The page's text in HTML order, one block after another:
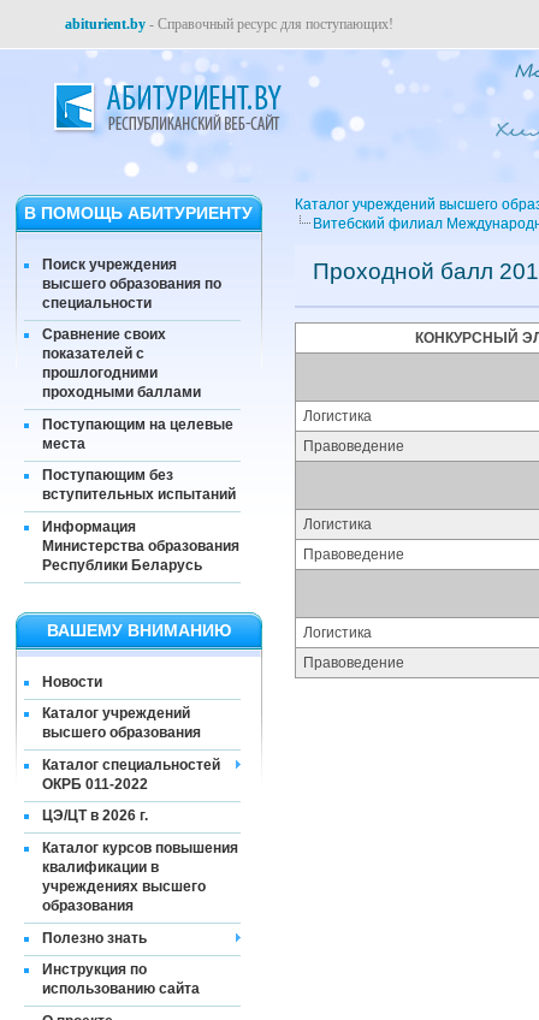
abiturient.by - Справочный ресурс для поступающих!
В ПОМОЩЬ АБИТУРИЕНТУ
Поиск учреждения
высшего образования по
специальности
Сравнение своих
показателей с
прошлогодними
проходными баллами
Поступающим на целевые
места
Поступающим без
вступительных испытаний
Информация
Министерства образования
Республики Беларусь
ВАШЕМУ ВНИМАНИЮ
Новости
Каталог учреждений
высшего образования
Каталог специальностей
ОКРБ 011-2022
ЦЭ/ЦТ в 2026 г.
Каталог курсов повышения
квалификации в
учреждениях высшего
образования
Полезно знать
Инструкция по
использованию сайта
Каталог учреждений высшего
Витебский филиал
Проходной балл
КОНКУРСНЫЙ
Логистика
Правоведение
Логистика
Правоведение
Логистика
Правоведение